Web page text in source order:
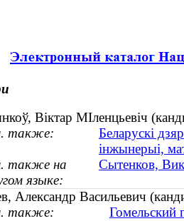
Віктар МІленцьевіч
также:
Беларускі
інжынерыі,
также на
языке:
Сытенков,
Александр Васильевич
также:
Гомельский